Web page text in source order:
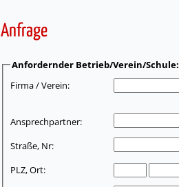
Anfrage
Anfordernder Betrieb/Verein/Schule:
Firma / Verein:
Ansprechpartner:
Straße, Nr:
PLZ, Ort: